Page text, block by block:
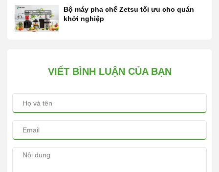
Bộ máy pha chế Zetsu tối ưu cho quán
khởi nghiệp
VIẾT BÌNH LUẬN CỦA BẠN